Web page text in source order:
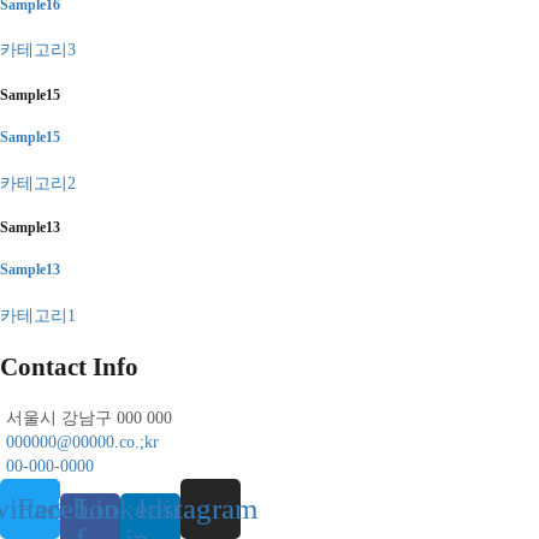
Sample16
카테고리3
Sample15
Sample15
카테고리2
Sample13
Sample13
카테고리1
Contact Info
서울시 강남구 000 000
000000@00000.co.;kr
00-000-0000
Facebook-
Linkedin-Instagram